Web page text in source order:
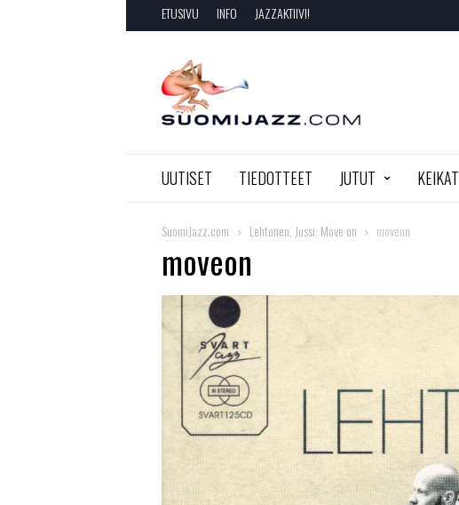
ETUSIVU INFO JAZZAKTIIVI!
SuomiJazz.com
UUTISET TIEDOTTEET JUTUT KEIKAT
SuomiJazz.com Lehtonen, Jussi: Move on moveon
moveon